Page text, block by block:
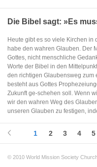
Die Bibel sagt: »Es
Heute gibt es so viele Kirchen in
habe den wahren Glauben. Der
Gottes, nicht menschliche
Worte der Bibel in den
den richtigen Glaubensweg zum
besteht aus Gottes
Zukunft ge-schehen soll. Wenn
wir den wahren Weg des
unseren Glauben zu festigen,
1 2 3 4 5
© 2010 World Mission Society